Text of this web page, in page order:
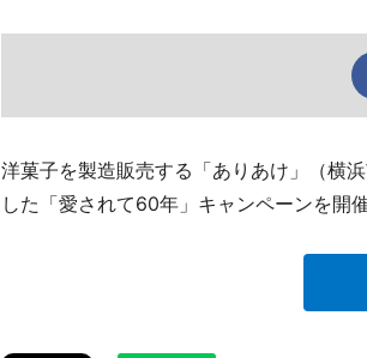
洋菓子を製造販売する「ありあけ」（横
した「愛されて60年」キャンペーンを開